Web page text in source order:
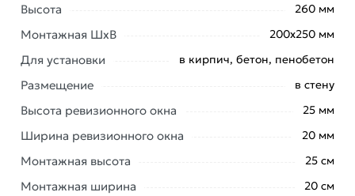
Ревизионная люк-дверца EVECS 260x310 с фланцем
быстрого доступа к скрытым узлам и
коммуникациям в стене или потолке.
Высота 260 мм
Монтажная ШхВ 200х250 мм
Для установки в кирпич, бетон, пенобетон
Размещение в стену
Высота ревизионного окна 25 мм
Ширина ревизионного окна 20 мм
Монтажная высота 25 см
Монтажная ширина 20 см